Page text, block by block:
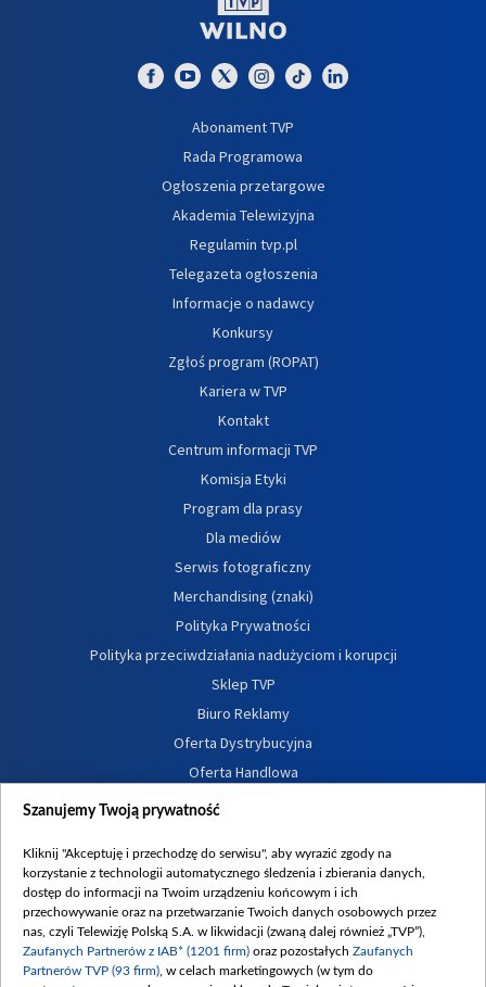
Abonament TVP
Rada Programowa
Ogłoszenia przetargowe
Akademia Telewizyjna
Regulamin tvp.pl
Telegazeta ogłoszenia
Informacje o nadawcy
Konkursy
Zgłoś program (ROPAT)
Kariera w TVP
Kontakt
Centrum informacji TVP
Komisja Etyki
Program dla prasy
Dla mediów
Serwis fotograficzny
Merchandising (znaki)
Polityka Prywatności
Polityka przeciwdziałania nadużyciom i korupcji
Sklep TVP
Biuro Reklamy
Oferta Dystrybucyjna
Oferta Handlowa
Dostępność
Procedura zgłoszeń wewnętrznych
Szanujemy Twoją prywatność
Kliknij "Akceptuję i przechodzę do serwisu", aby wyrazić zgody na
korzystanie z technologii automatycznego śledzenia i zbierania danych,
dostęp do informacji na Twoim urządzeniu końcowym i ich
przechowywanie oraz na przetwarzanie Twoich danych osobowych przez
nas, czyli Telewizję Polską S.A. w likwidacji (zwaną dalej również „TVP”),
Zaufanych Partnerów z IAB* (1201 firm) oraz pozostałych Zaufanych
Partnerów TVP (93 firm) , w celach marketingowych (w tym do